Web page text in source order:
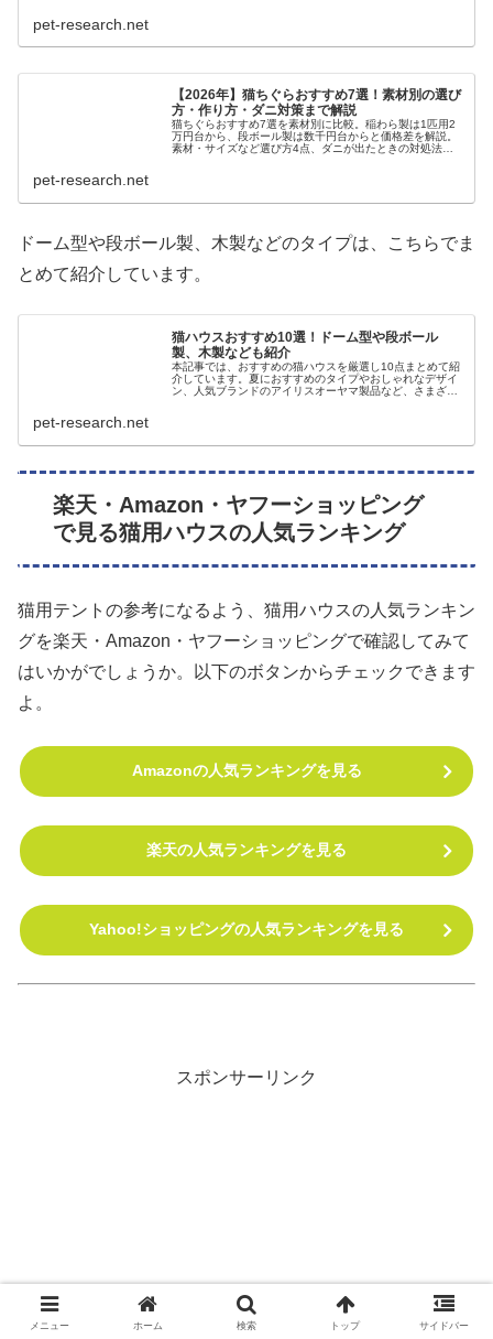
pet-research.net
【2026年】猫ちぐらおすすめ7選！素材別の選び
方・作り方・ダニ対策まで解説
猫ちぐらおすすめ7選を素材別に比較。稲わら製は1匹用2
万円台から、段ボール製は数千円台からと価格差を解説。
素材・サイズなど選び方4点、ダニが出たときの対処法、
pet-research.net
ドーム型や段ボール製、木製などのタイプは、こちらでま
とめて紹介しています。
猫ハウスおすすめ10選！ドーム型や段ボール
製、木製なども紹介
本記事では、おすすめの猫ハウスを厳選し10点まとめて紹
介しています。夏におすすめのタイプやおしゃれなデザイ
ン、人気ブランドのアイリスオーヤマ製品など、さまざま
pet-research.net
楽天・Amazon・ヤフーショッピング
で見る猫用ハウスの人気ランキング
猫用テントの参考になるよう、猫用ハウスの人気ランキン
グを楽天・Amazon・ヤフーショッピングで確認してみて
はいかがでしょうか。以下のボタンからチェックできます
よ。
Amazonの人気ランキングを見る
楽天の人気ランキングを見る
Yahoo!ショッピングの人気ランキングを見る
スポンサーリンク
メニュー ホーム 検索 トップ サイドバー